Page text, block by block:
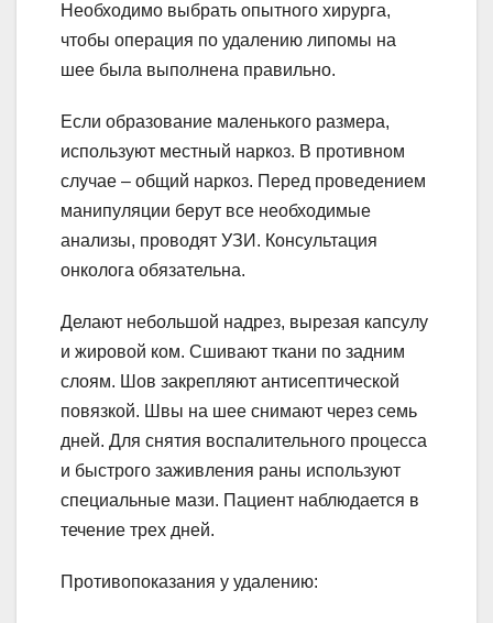
Необходимо выбрать опытного хирурга,
чтобы операция по удалению липомы на
шее была выполнена правильно.
Если образование маленького размера,
используют местный наркоз. В противном
случае – общий наркоз. Перед проведением
манипуляции берут все необходимые
анализы, проводят УЗИ. Консультация
онколога обязательна.
Делают небольшой надрез, вырезая капсулу
и жировой ком. Сшивают ткани по задним
слоям. Шов закрепляют антисептической
повязкой. Швы на шее снимают через семь
дней. Для снятия воспалительного процесса
и быстрого заживления раны используют
специальные мази. Пациент наблюдается в
течение трех дней.
Противопоказания у удалению: